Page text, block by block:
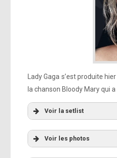
Lady Gaga s’est produite
la chanson Bloody Mary qui
Voir la setlist
Voir les photos